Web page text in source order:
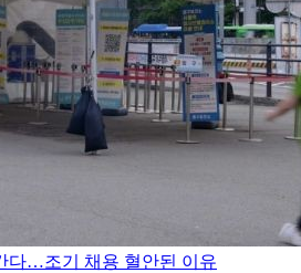
다…조기 채용 혈안된 이유